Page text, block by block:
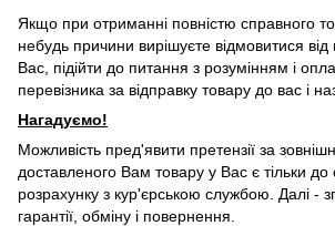
Якщо при отриманні повністю справного
небудь причини вирішуєте відмовитися
Вас, підійти до питання з розумінням і
перевізника за відправку товару до вас і
Нагадуємо!
Можливість пред'явити претензії за
доставленого Вам товару у Вас є тільки до
розрахунку з кур'єрською службою. Далі -
гарантії, обміну і повернення.